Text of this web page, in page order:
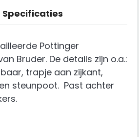
Specificaties
Pottinger
Bruder. De details zijn o.a.:
trapje aan zijkant,
steunpoot. Past achter